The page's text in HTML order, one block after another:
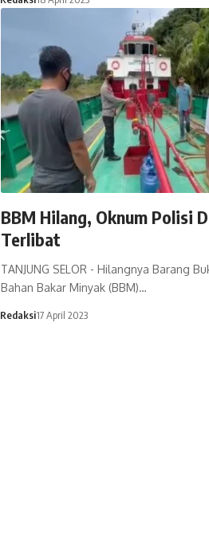
BBM Hilang, Oknum Polisi
Terlibat
TANJUNG SELOR - Hilangnya Barang
Bahan Bakar Minyak (BBM)…
Redaksi17 April 2023